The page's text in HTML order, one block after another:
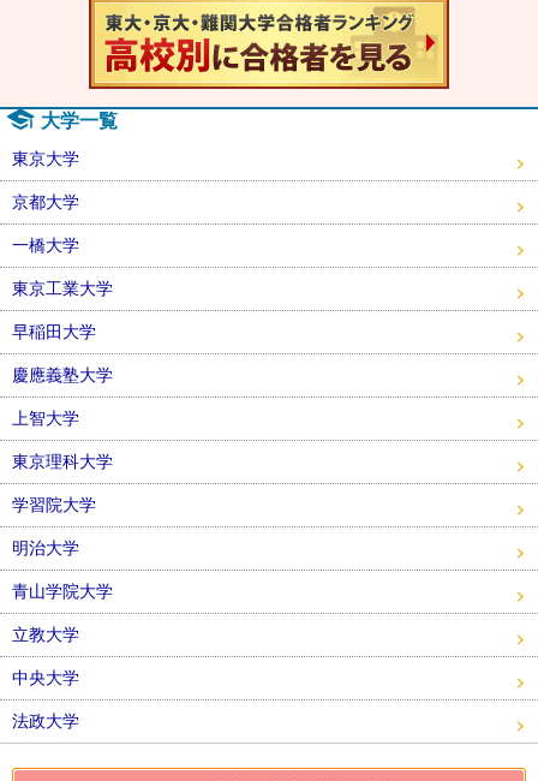
大学一覧
東京大学
京都大学
一橋大学
東京工業大学
早稲田大学
慶應義塾大学
上智大学
東京理科大学
学習院大学
明治大学
青山学院大学
立教大学
中央大学
法政大学